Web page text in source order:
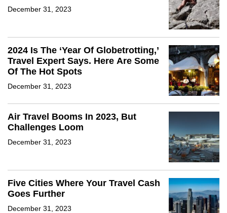
December 31, 2023
2024 Is The ‘Year Of Globetrotting,’
Travel Expert Says. Here Are Some
Of The Hot Spots
December 31, 2023
Air Travel Booms In 2023, But
Challenges Loom
December 31, 2023
Five Cities Where Your Travel Cash
Goes Further
December 31, 2023